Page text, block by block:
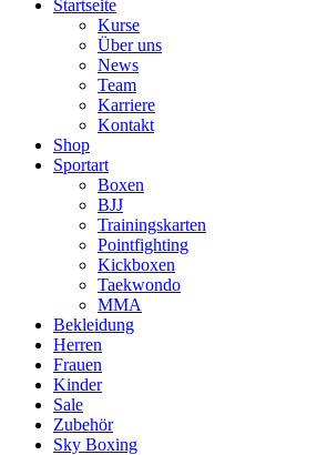
Startseite
Kurse
Über uns
News
Team
Karriere
Kontakt
Shop
Sportart
Boxen
BJJ
Trainingskarten
Pointfighting
Kickboxen
Taekwondo
MMA
Bekleidung
Herren
Frauen
Kinder
Sale
Zubehör
Sky Boxing